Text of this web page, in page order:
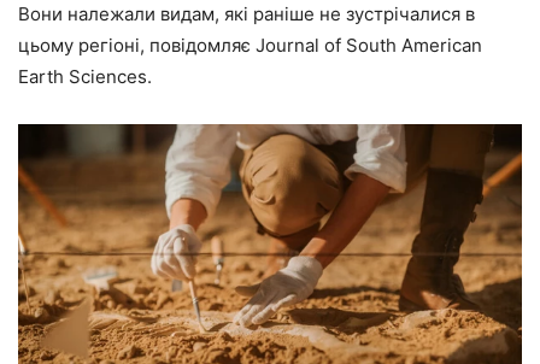
Вони належали видам, які раніше не зустрічалися в
цьому регіоні, повідомляє Journal of South American
Earth Sciences.